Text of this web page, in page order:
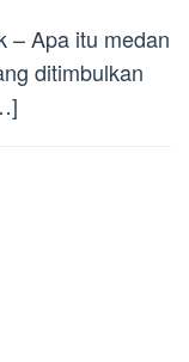
– Apa itu medan
ditimbulkan